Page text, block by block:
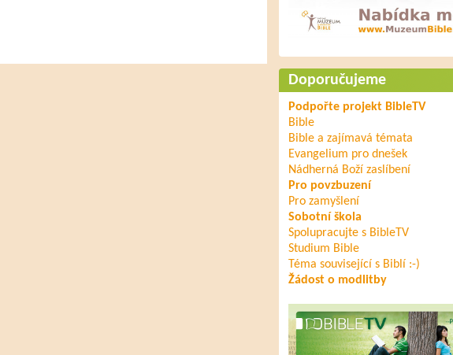
Doporučujeme
Podpořte projekt BibleTV
Bible
Bible a zajímavá témata
Evangelium pro dnešek
Nádherná Boží zaslíbení
Pro povzbuzení
Pro zamyšlení
Sobotní škola
Spolupracujte s BibleTV
Studium Bible
Téma související s Biblí :-)
Žádost o modlitby